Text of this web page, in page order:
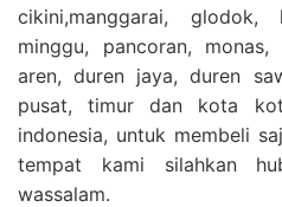
cikini,manggarai,
minggu, pancoran,
aren, duren jaya, duren
pusat, timur dan kota
indonesia, untuk membeli
tempat kami silahkan
wassalam.